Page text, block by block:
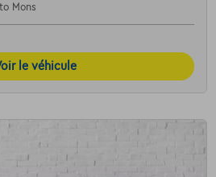
Mons
le véhicule